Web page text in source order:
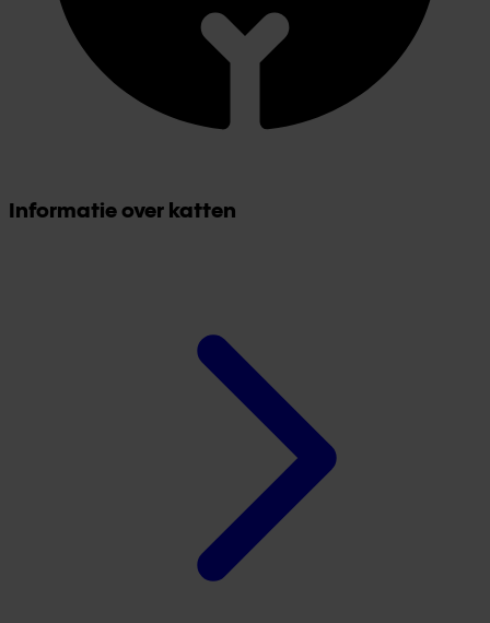
Informatie over katten